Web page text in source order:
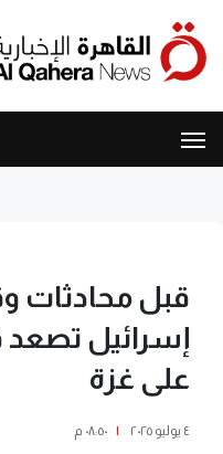
قبل محادثات
إسرائيل
على غزة
٤ يوليو ٢٠٢٥ | ٠٨:٥٠ م